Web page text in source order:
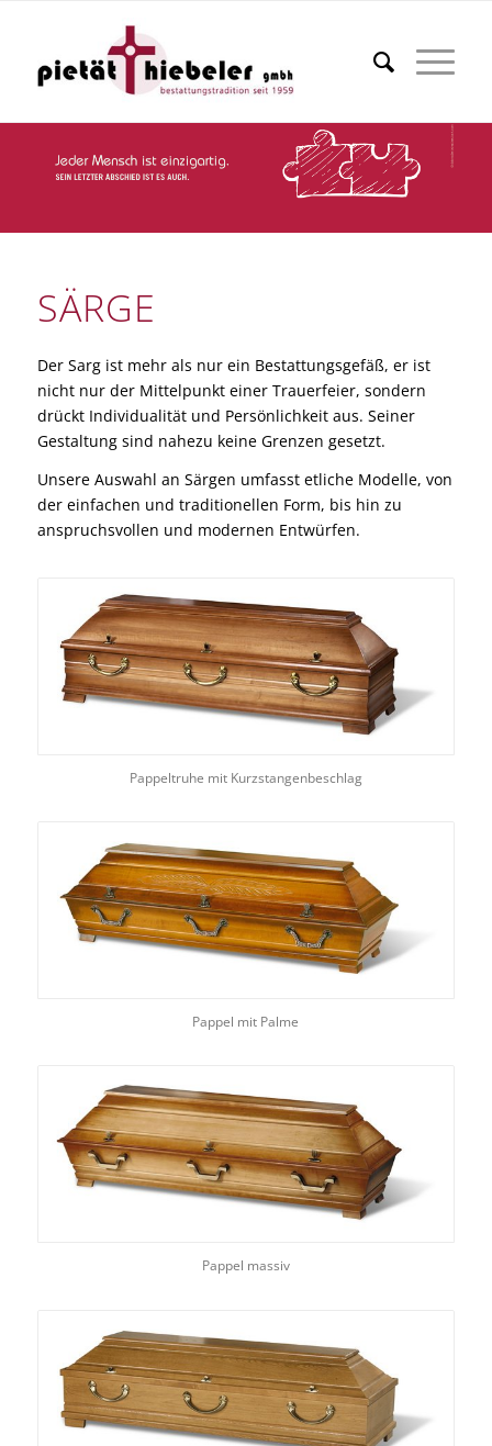
SÄRGE
Der Sarg ist mehr als nur ein Bestattungsgefäß, er ist
nicht nur der Mittelpunkt einer Trauerfeier, sondern
drückt Individualität und Persönlichkeit aus. Seiner
Gestaltung sind nahezu keine Grenzen gesetzt.
Unsere Auswahl an Särgen umfasst etliche Modelle, von
der einfachen und traditionellen Form, bis hin zu
anspruchsvollen und modernen Entwürfen.
Pappeltruhe mit Kurzstangenbeschlag
Pappel mit Palme
Pappel massiv